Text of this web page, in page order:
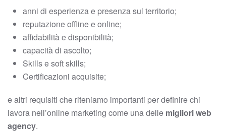
anni di esperienza e presenza sul territorio;
reputazione offline e online;
affidabilità e disponibilità;
capacità di ascolto;
Skills e soft skills;
Certificazioni acquisite;
e altri requisiti che riteniamo importanti per definire chi
lavora nell’online marketing come una delle migliori web
agency.